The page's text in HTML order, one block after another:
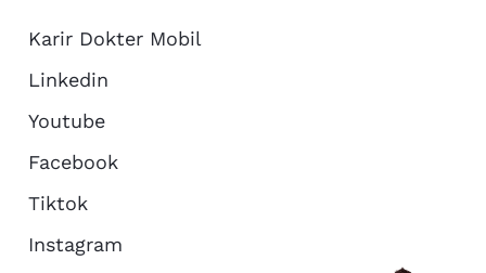
Karir Dokter Mobil
Linkedin
Youtube
Facebook
Tiktok
Instagram